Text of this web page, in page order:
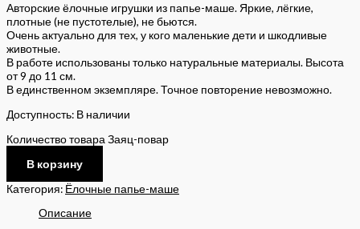
Авторские ёлочные игрушки из папье-маше. Яркие, лёгкие,
плотные (не пустотелые), не бьются.
Очень актуально для тех, у кого маленькие дети и шкодливые
животные.
В работе использованы только натуральные материалы. Высота
от 9 до 11 см.
В единственном экземпляре. Точное повторение невозможно.
Доступность: В наличии
Количество товара Заяц-повар
В корзину
Категория: Ёлочные папье-маше
Описание